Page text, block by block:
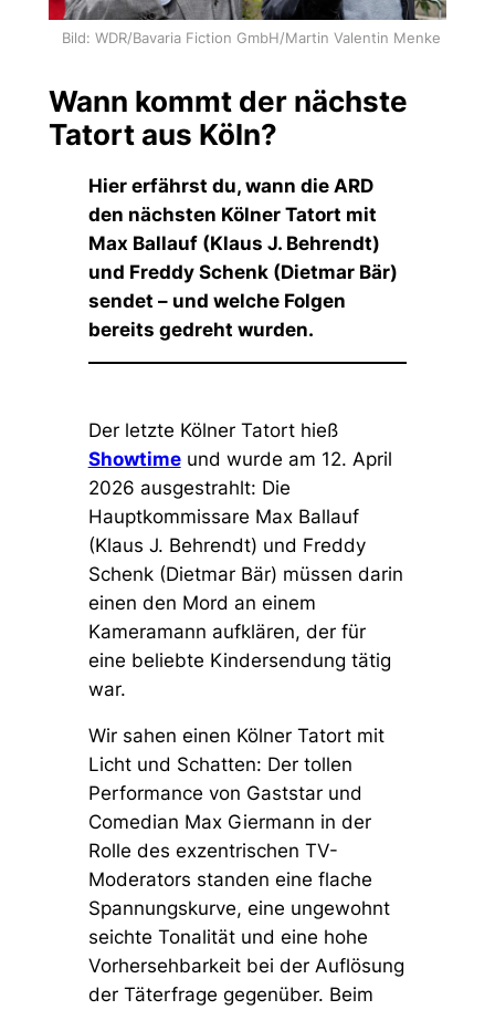
Bild: WDR/Bavaria Fiction GmbH/Martin Valentin Menke
Wann kommt der nächste
Tatort aus Köln?
Hier erfährst du, wann die ARD
den nächsten Kölner Tatort mit
Max Ballauf (Klaus J. Behrendt)
und Freddy Schenk (Dietmar Bär)
sendet – und welche Folgen
bereits gedreht wurden.
Der letzte Kölner Tatort hieß
Showtimeund wurde am 12. April
2026 ausgestrahlt: Die
Hauptkommissare Max Ballauf
(Klaus J. Behrendt) und Freddy
Schenk (Dietmar Bär) müssen darin
einen den Mord an einem
Kameramann aufklären, der für
eine beliebte Kindersendung tätig
war.
Wir sahen einen Kölner Tatort mit
Licht und Schatten: Der tollen
Performance von Gaststar und
Comedian Max Giermann in der
Rolle des exzentrischen TV-
Moderators standen eine flache
Spannungskurve, eine ungewohnt
seichte Tonalität und eine hohe
Vorhersehbarkeit bei der Auflösung
der Täterfrage gegenüber. Beim